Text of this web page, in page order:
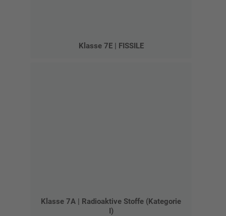
Klasse 7E | FISSILE
Klasse 7A | Radioaktive Stoffe (Kategorie
I)